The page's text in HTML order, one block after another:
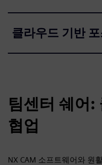
클라우드 기반
팀센터 쉐어:
협업
NX CAM 소프트웨어와 원